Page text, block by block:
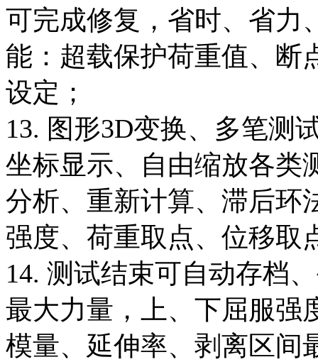
可完成修复，省时、省力
能：超载保护荷重值、断
设定；
13. 图形3D变换、多笔测
坐标显示、自由缩放各类
分析、重新计算、滞后环
强度、荷重取点、位移取
14. 测试结束可自动存档
最大力量，上、下屈服强
模量、延伸率、剥离区间